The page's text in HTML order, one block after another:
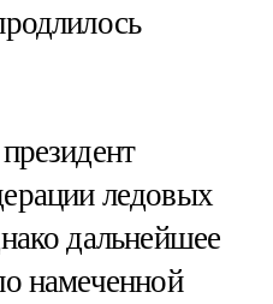
ледовых
дальнейшее
намеченной